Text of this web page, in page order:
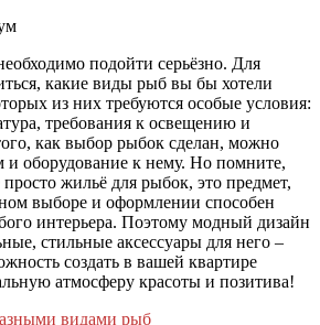
подойти серьёзно. Для
какие виды рыб вы бы хотели
из них требуются особые условия:
требования к освещению и
как выбор рыбок сделан, можно
и оборудование к нему. Но помните,
жильё для рыбок, это предмет,
выборе и оформлении способен
интерьера. Поэтому модный дизайн
стильные аксессуары для него –
создать в вашей квартире
атмосферу красоты и позитива!